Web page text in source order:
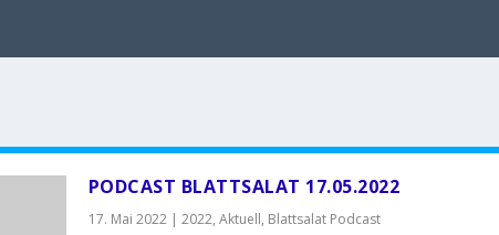
PODCAST BLATTSALAT 17.05.2022
17. Mai 2022| 2022, Aktuell, Blattsalat Podcast